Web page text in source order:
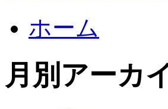
ホーム
月別アーカ